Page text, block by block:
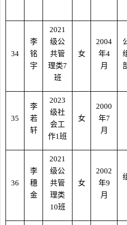
34
李
铭
宇
2021
级公
共管
理类7
班
女
2004
年4
月
35
李
若
轩
2023
级社
会工
作1班
女
2000
年7
月
36
李
穗
金
2021
级公
共管
理类
10班
女
2002
年9
月